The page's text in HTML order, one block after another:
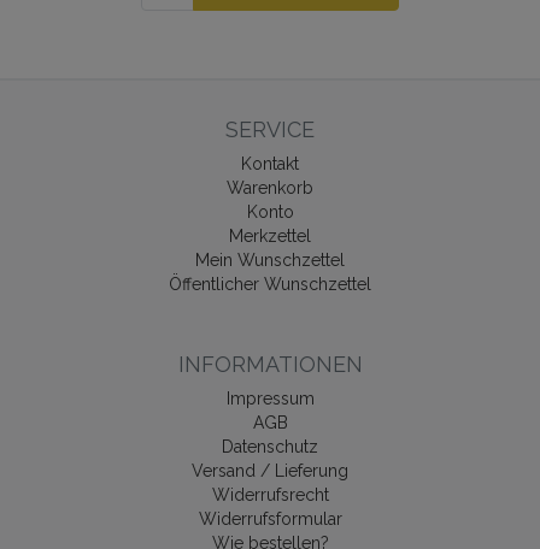
SERVICE
Kontakt
Warenkorb
Konto
Merkzettel
Mein Wunschzettel
Öffentlicher Wunschzettel
INFORMATIONEN
Impressum
AGB
Datenschutz
Versand / Lieferung
Widerrufsrecht
Widerrufsformular
Wie bestellen?